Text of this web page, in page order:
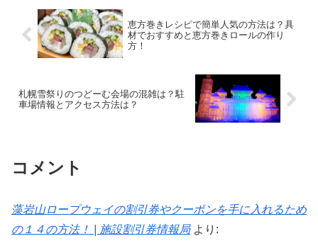
恵方巻きレシピで簡単人気の方法は？具
材でおすすめと恵方巻きロールの作り
方！
札幌雪祭りのつどーむ会場の混雑は？駐
車場情報とアクセス方法は？
コメント
藻岩山ロープウェイの割引券やクーポンを手に入れるため
の１４の方法！ | 施設割引券情報局 より: